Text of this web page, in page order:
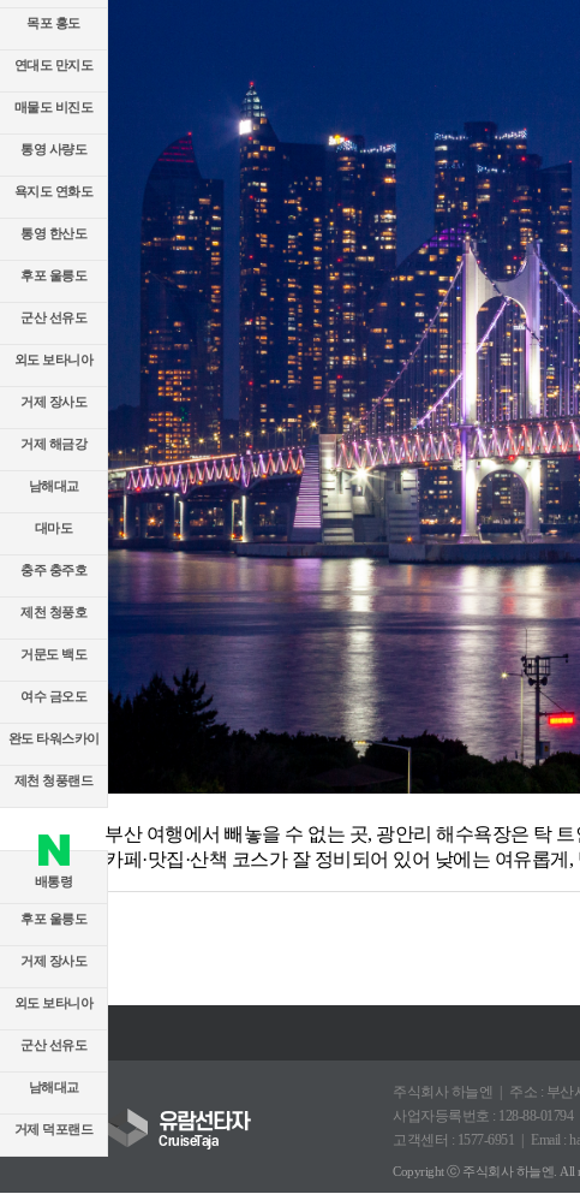
부산 여행에서 빼놓을 수 없는 곳, 광안리 해수욕장은 탁
카페·맛집·산책 코스가 잘 정비되어 있어 낮에는 여유롭
목포 홍도
연대도 만지도
매물도 비진도
통영 사량도
욕지도 연화도
통영 한산도
후포 울릉도
군산 선유도
외도 보타니아
거제 장사도
거제 해금강
남해대교
대마도
충주 충주호
제천 청풍호
거문도 백도
여수 금오도
완도 타워스카이
제천 청풍랜드
배통령
후포 울릉도
거제 장사도
외도 보타니아
군산 선유도
남해대교
거제 덕포랜드 유람선타자
CruiseTaja
주식회사 하늘엔 주소 : 부산
사업자등록번호 : 128-88-01794
고객센터 : 1577-6951
Email :
Copyright ⓒ 주식회사 하늘엔. All